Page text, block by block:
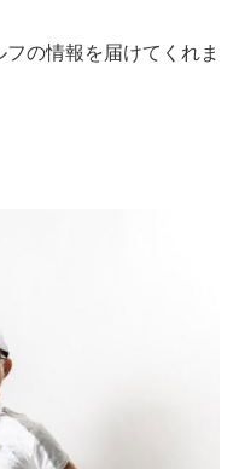
の情報を届けてくれま